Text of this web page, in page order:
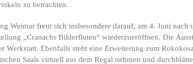
zu betrachten.
Weimar freut sich insbesondere darauf, am 4. Juni
„Cranachs Bilderfluten“ wiederzueröffnen. Die
Werkstatt. Ebenfalls steht eine Erweiterung zum
Saals virtuell aus dem Regal nehmen und